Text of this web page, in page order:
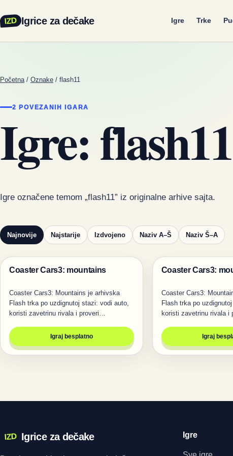
IZD Igrice za dečake Igre Trke
Početna / Oznake / flash11
2 POVEZANIH IGARA
Igre: flash11
Igre označene temom „flash11” iz originalne arhive sajta.
Najnovije Najstarije Izdvojeno Naziv A–Š Naziv Š–A
Igre
Coaster Cars3: mountains
Coaster Cars3: Mountains je arhivska
Flash trka po uzdignutoj stazi: vodi auto,
koristi zavetrinu rivala i proveri…
Igraj besplatno
Igre
Coaster Cars3:
Coaster Cars3:
Flash trka po
koristi zavetrinu rivala i
Igraj
IZD Igrice za dečake Igre